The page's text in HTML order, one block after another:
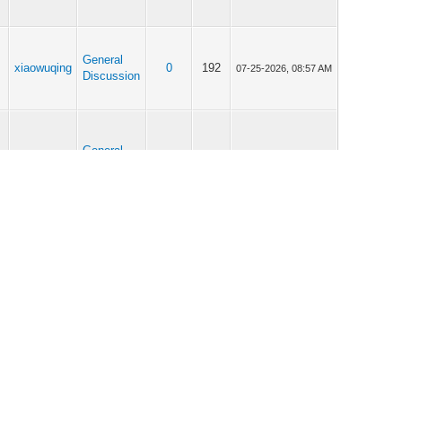
xiaowuqing
General
Discussion
0 192 07-25-2026, 08:57 AM
General